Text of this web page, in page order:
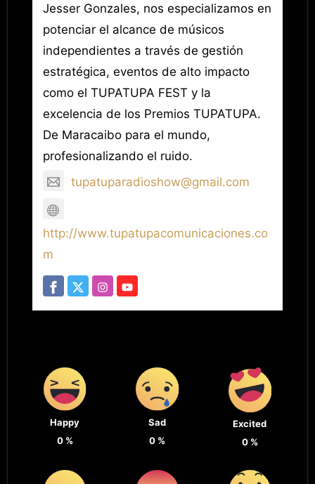
Jesser Gonzales, nos especializamos en
potenciar el alcance de músicos
independientes a través de gestión
estratégica, eventos de alto impacto
como el TUPATUPA FEST y la
excelencia de los Premios TUPATUPA.
De Maracaibo para el mundo,
profesionalizando el ruido.
tupatuparadioshow@gmail.com
http://www.tupatupacomunicaciones.co
m
Happy
0%
Sad
0 %
Excited
0%